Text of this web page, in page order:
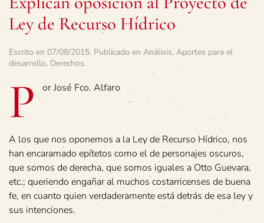
Ley de Recurso Hídrico
Escrito en 07/08/2015. Publicado en Análisis, Aportes para el
desarrollo, Derechos.
P or José Fco. Alfaro
A los que nos oponemos a la Ley de Recurso Hídrico, nos
han encaramado epítetos como el de personajes oscuros,
que somos de derecha, que somos iguales a Otto Guevara,
etc.; queriendo engañar al muchos costarricenses de buena
fe, en cuanto quien verdaderamente está detrás de esa ley y
sus intenciones.